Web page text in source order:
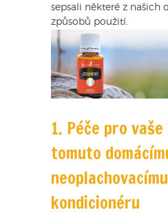
sepsali některé z našich
způsobů použití.
1. Péče pro
tomuto
neoplachovacímu
kondicionéru